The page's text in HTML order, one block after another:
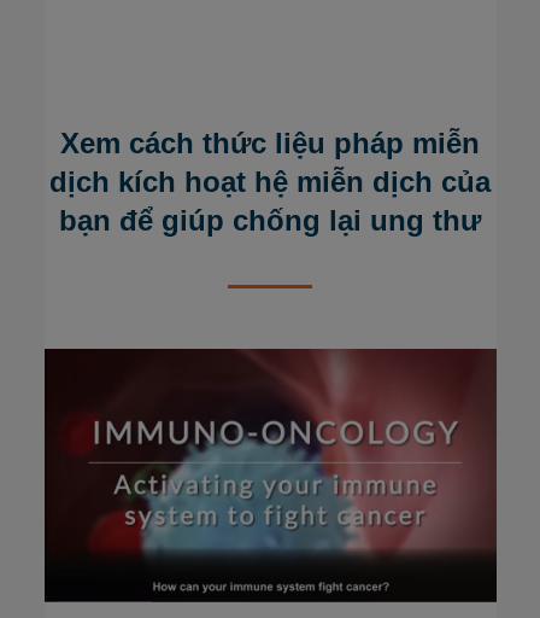
Xem cách thức liệu pháp miễn
dịch kích hoạt hệ miễn dịch của
bạn để giúp chống lại ung thư